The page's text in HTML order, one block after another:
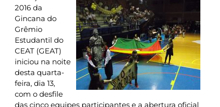
2016 da
Gincana do
Grêmio
Estudantil do
CEAT (GEAT)
iniciou na noite
desta quarta-
feira, dia 13,
com o desfile
das cinco equipes participantes e a abertura oficial